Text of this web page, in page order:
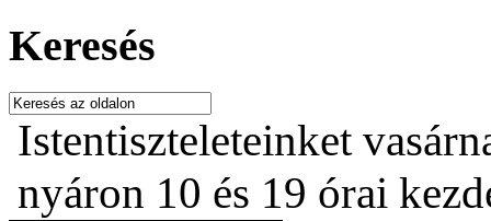
Keresés
Istentiszteleteinket
nyáron 10 és 19 órai